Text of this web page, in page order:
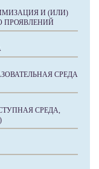
И (ИЛИ)
ПРОЯВЛЕНИЙ
СРЕДА
СРЕДА,